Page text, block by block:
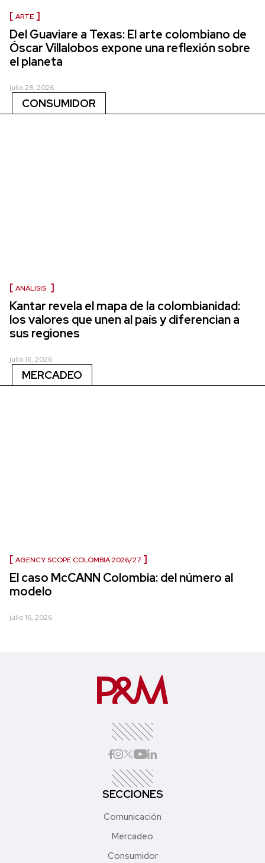
ARTE
Del Guaviare a Texas: El arte colombiano de
Óscar Villalobos expone una reflexión sobre
el planeta
julio 28, 2026
CONSUMIDOR
ANÁLISIS
Kantar revela el mapa de la colombianidad:
los valores que unen al país y diferencian a
sus regiones
julio 16, 2026
MERCADEO
AGENCY SCOPE COLOMBIA 2026/27
El caso McCANN Colombia: del número al
modelo
julio 16, 2026
SECCIONES
Comunicación
Mercadeo
Consumidor